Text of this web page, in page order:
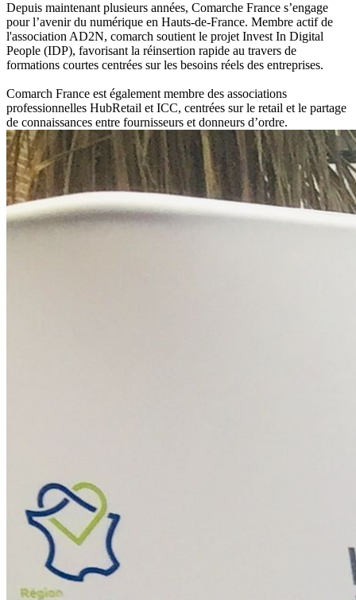
Depuis maintenant plusieurs années, Comarche France s’engage
pour l’avenir du numérique en Hauts-de-France. Membre actif de
l'association AD2N, comarch soutient le projet Invest In Digital
People (IDP), favorisant la réinsertion rapide au travers de
formations courtes centrées sur les besoins réels des entreprises.
Comarch France est également membre des associations
professionnelles HubRetail et ICC, centrées sur le retail et le partage
de connaissances entre fournisseurs et donneurs d’ordre.